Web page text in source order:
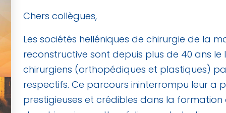
Chers collègues,
Les sociétés helléniques de chirurgie de la
reconstructive sont depuis plus de 40 ans
chirurgiens (orthopédiques et plastiques)
respectifs. Ce parcours ininterrompu leur a
prestigieuses et crédibles dans la